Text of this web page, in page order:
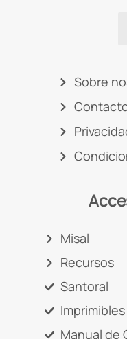
Sobre
Misal
Recursos
Santoral
Imprimibles
Manual de